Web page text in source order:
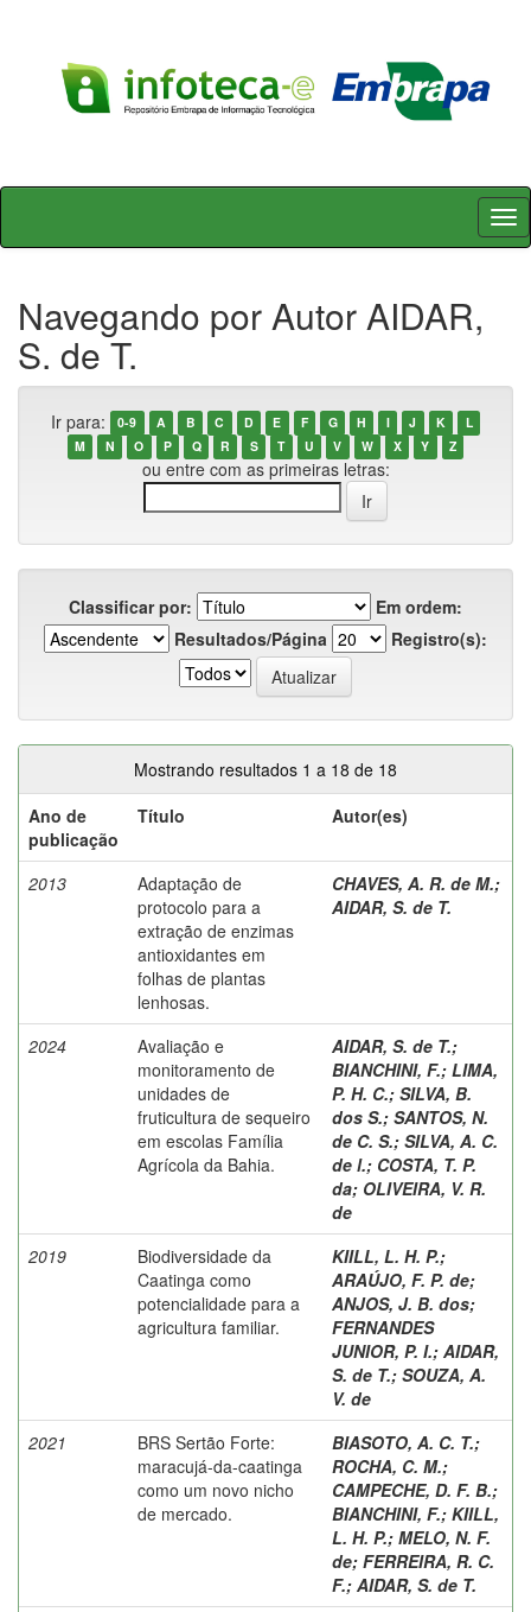
Skip
Navegando por Autor AIDAR,
S. de T.
Ir para: 0-9 A B C D E F G H I J K
L
M
N O P Q R S T U V W X Y Z
ou entre com as primeiras letras:
Classificar por:
Em ordem:
Resultados/Página
Registro(s):
Mostrando resultados 1 a 18 de 18
Ano de
publicação
Título Autor(es)
2013
Adaptação de
protocolo para a
extração de enzimas
antioxidantes em
folhas de plantas
lenhosas.
CHAVES, A. R. de M.;
AIDAR, S. de T.
2024
Avaliação e
monitoramento de
unidades de
fruticultura de sequeiro
em escolas Família
Agrícola da Bahia.
AIDAR, S. de T.;
BIANCHINI, F.; LIMA,
P. H. C.; SILVA, B.
dos S.; SANTOS, N.
de C. S.; SILVA, A. C.
de l.; COSTA, T. P.
da; OLIVEIRA, V. R.
de
2019
Biodiversidade da
Caatinga como
potencialidade para a
agricultura familiar.
KIILL, L. H. P.;
ARAÚJO, F. P. de;
ANJOS, J. B. dos;
FERNANDES
JUNIOR, P. I.; AIDAR,
S. de T.; SOUZA, A.
V. de
2021
BRS Sertão Forte:
maracujá-da-caatinga
como um novo nicho
de mercado.
BIASOTO, A. C. T.;
ROCHA, C. M.;
CAMPECHE, D. F. B.;
BIANCHINI, F.; KIILL,
L. H. P.; MELO, N. F.
de; FERREIRA, R. C.
F.; AIDAR, S. de T.